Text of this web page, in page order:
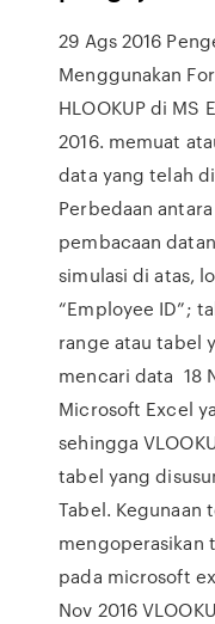
29 Ags 2016
Menggunakan
HLOOKUP di MS
2016. memuat
data yang telah
Perbedaan
pembacaan
simulasi di atas,
“Employee ID”;
range atau tabel
mencari data 18
Microsoft Excel
sehingga
tabel yang
Tabel. Kegunaan
mengoperasikan
pada microsoft
Nov 2016